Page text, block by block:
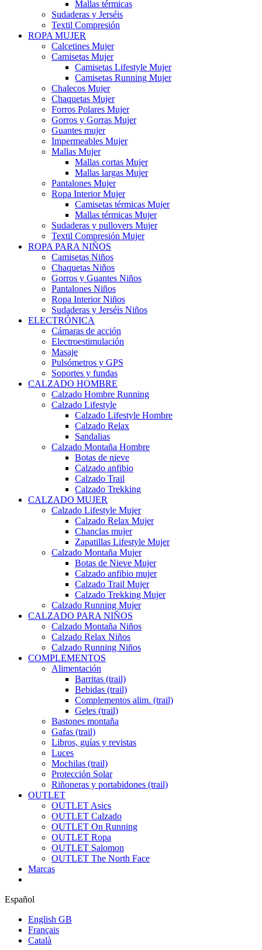
Mallas térmicas
Sudaderas y Jerséis
Textil Compresión
ROPA MUJER
Calcetines Mujer
Camisetas Mujer
Camisetas Lifestyle Mujer
Camisetas Running Mujer
Chalecos Mujer
Chaquetas Mujer
Forros Polares Mujer
Gorros y Gorras Mujer
Guantes mujer
Impermeables Mujer
Mallas Mujer
Mallas cortas Mujer
Mallas largas Mujer
Pantalones Mujer
Ropa Interior Mujer
Camisetas térmicas Mujer
Mallas térmicas Mujer
Sudaderas y pullovers Mujer
Textil Compresión Mujer
ROPA PARA NIÑOS
Camisetas Niños
Chaquetas Niños
Gorros y Guantes Niños
Pantalones Niños
Ropa Interior Niños
Sudaderas y Jerséis Niños
ELECTRÓNICA
Cámaras de acción
Electroestimulación
Masaje
Pulsómetros y GPS
Soportes y fundas
CALZADO HOMBRE
Calzado Hombre Running
Calzado Lifestyle
Calzado Lifestyle Hombre
Calzado Relax
Sandalias
Calzado Montaña Hombre
Botas de nieve
Calzado anfibio
Calzado Trail
Calzado Trekking
CALZADO MUJER
Calzado Lifestyle Mujer
Calzado Relax Mujer
Chanclas mujer
Zapatillas Lifestyle Mujer
Calzado Montaña Mujer
Botas de Nieve Mujer
Calzado anfibio mujer
Calzado Trail Mujer
Calzado Trekking Mujer
Calzado Running Mujer
CALZADO PARA NIÑOS
Calzado Montaña Niños
Calzado Relax Niños
Calzado Running Niños
COMPLEMENTOS
Alimentación
Barritas (trail)
Bebidas (trail)
Complementos alim. (trail)
Geles (trail)
Bastones montaña
Gafas (trail)
Libros, guías y revistas
Luces
Mochilas (trail)
Protección Solar
Riñoneras y portabidones (trail)
OUTLET
OUTLET Asics
OUTLET Calzado
OUTLET On Running
OUTLET Ropa
OUTLET Salomon
OUTLET The North Face
Marcas
Español
English GB
Français
Català